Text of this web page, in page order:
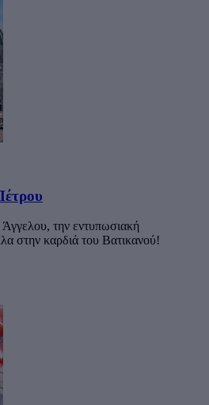
την εντυπωσιακή
στην καρδιά του Βατικανού!